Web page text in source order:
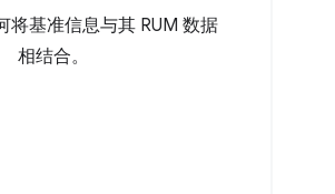
将基准信息与其 RUM 数据
相结合。